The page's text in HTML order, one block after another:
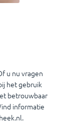
u nu vragen
het gebruik
betrouwbaar
informatie